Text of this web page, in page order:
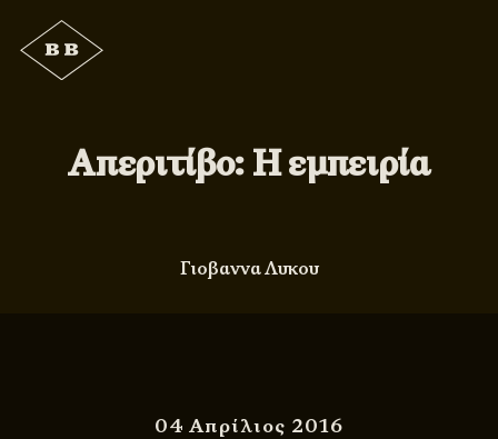
Απεριτίβο: Η εμπειρία
Γιοβαννα Λυκου
04 Απρίλιος 2016